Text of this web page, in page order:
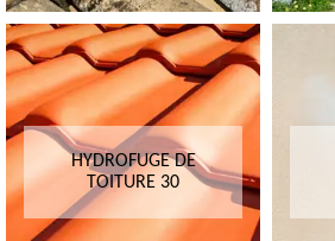
HYDROFUGE DE
TOITURE 30